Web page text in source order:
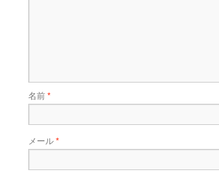
名前*
メール*